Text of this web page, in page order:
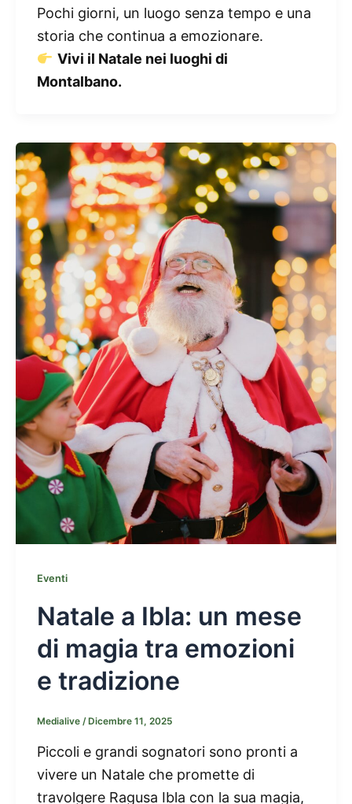
Pochi giorni, un luogo senza tempo e una
storia che continua a emozionare.
Vivi il Natale nei luoghi di
Montalbano.
Eventi
Natale a Ibla: un mese
di magia tra emozioni
e tradizione
Medialive / Dicembre 11, 2025
Piccoli e grandi sognatori sono pronti a
vivere un Natale che promette di
travolgere Ragusa Ibla con la sua magia,